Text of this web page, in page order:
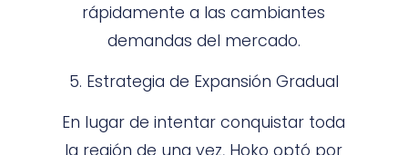
rápidamente a las cambiantes
demandas del mercado.
5. Estrategia de Expansión Gradual
En lugar de intentar conquistar toda
la región de una vez, Hoko optó por